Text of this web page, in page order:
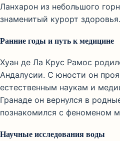
Ланхарон из небольшого
знаменитый курорт здоровья.
Ранние годы и путь к медицине
Хуан де Ла Крус Рамос
Андалусии. С юности он
естественным наукам и
Гранаде он вернулся в
познакомился с феноменом
Научные исследования воды